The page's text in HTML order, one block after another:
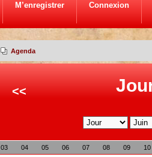
M’enregistrer Connexion
Agenda
<<
03 04 05 06 07 08 09 10